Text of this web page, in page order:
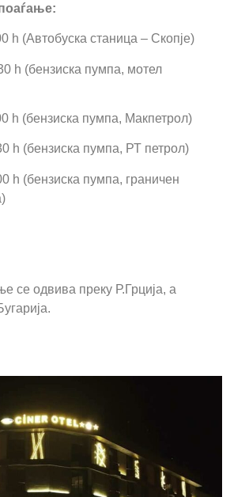
станица – Скопје)
пумпа, мотел
пумпа, Макпетрол)
пумпа, РТ петрол)
(бензиска пумпа, граничен
се одвива преку Р.Грција, а